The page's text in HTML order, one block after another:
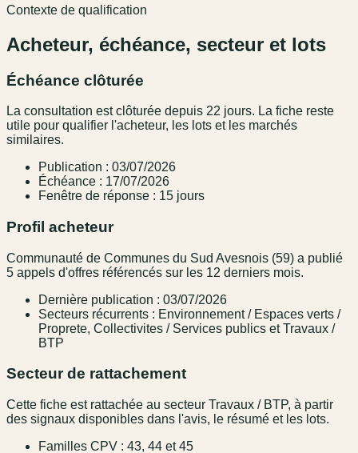
Contexte de qualification
Acheteur, échéance, secteur et lots
Échéance clôturée
La consultation est clôturée depuis 22 jours. La fiche reste
utile pour qualifier l'acheteur, les lots et les marchés
similaires.
Publication : 03/07/2026
Échéance : 17/07/2026
Fenêtre de réponse : 15 jours
Profil acheteur
Communauté de Communes du Sud Avesnois (59) a publié
5 appels d'offres référencés sur les 12 derniers mois.
Dernière publication : 03/07/2026
Secteurs récurrents : Environnement / Espaces verts /
Proprete, Collectivites / Services publics et Travaux /
BTP
Secteur de rattachement
Cette fiche est rattachée au secteur Travaux / BTP, à partir
des signaux disponibles dans l'avis, le résumé et les lots.
Familles CPV : 43, 44 et 45